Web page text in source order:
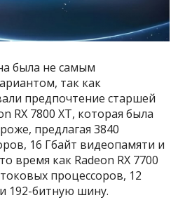
была не самым
так как
предпочтение старшей
RX 7800 XT, которая была
предлагая 3840
16 Гбайт видеопамяти и
время как Radeon RX 7700
процессоров, 12
192-битную шину.